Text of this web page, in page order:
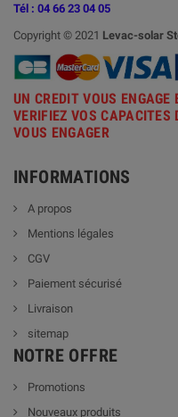
Tél : 04 66 23 04 05
Copyright © 2021 Levac-solar
UN CREDIT VOUS
VERIFIEZ VOS CAPACITES
VOUS ENGAGER
INFORMATIONS
A propos
Mentions légales
CGV
Paiement sécurisé
Livraison
sitemap
NOTRE OFFRE
Promotions
Nouveaux produits